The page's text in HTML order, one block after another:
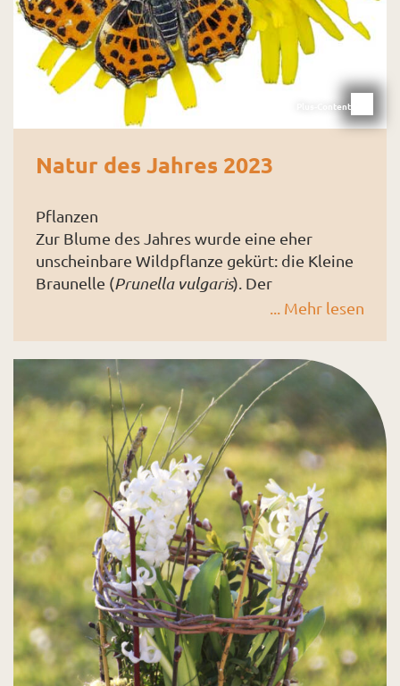
Sommerannuelle.
Natur des Jahres 2023
Pflanzen
Zur Blume des Jahres wurde eine eher
unscheinbare Wildpflanze gekürt: die Kleine
Braunelle (Prunella vulgaris). Der
Lippenblütler wird 25 cm hoch, besiedelt
saugen an ihren Blüten von Juni bis Oktober
Nektar und Pollen. Zu häufiges Mähen lässt
der Braunelle zu wenig Zeit, um zu wachsen,
Blüten und Samen auszubilden, sodass ihre
Bestände in den letzten Jahrzehnten regional
zurückgegangen sind. Mehr zur Braunelle –
Inhaltsstoffe und Verwendung, finden Sie auf
Seite 44–45.
Jahres 2023,
... Mehr lesen
Plus-Content